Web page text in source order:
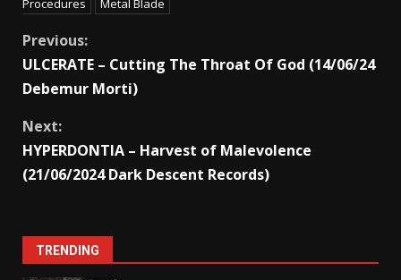
Previous:
ULCERATE – Cutting The Throat Of God (14/06/24
Debemur Morti)
Next:
HYPERDONTIA – Harvest of Malevolence
(21/06/2024 Dark Descent Records)
TRENDING